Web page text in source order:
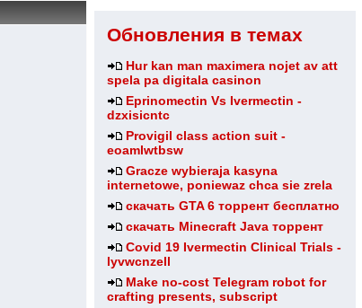
Обновления в темах
Hur kan man maximera nojet av att
spela pa digitala casinon
Eprinomectin Vs Ivermectin -
dzxisicntc
Provigil class action suit -
eoamlwtbsw
Gracze wybieraja kasyna
internetowe, poniewaz chca sie zrela
скачать GTA 6 торрент бесплатно
скачать Minecraft Java торрент
Covid 19 Ivermectin Clinical Trials -
lyvwcnzell
Make no-cost Telegram robot for
crafting presents, subscript